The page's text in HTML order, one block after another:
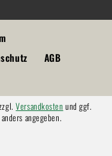
AGB
Versandkosten und ggf.
angegeben.